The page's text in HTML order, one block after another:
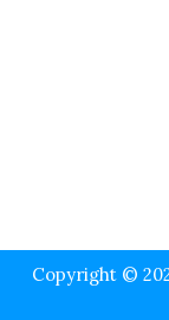
Copyright ©